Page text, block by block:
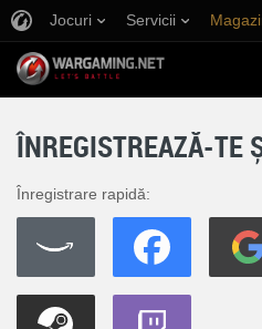
Jocuri Servicii
ÎNREGISTREAZĂ-TE
Înregistrare rapidă: